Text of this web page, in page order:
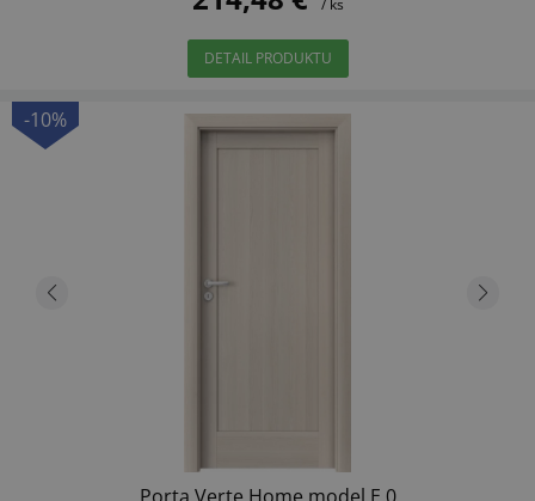
/ ks
DETAIL PRODUKTU
-10%